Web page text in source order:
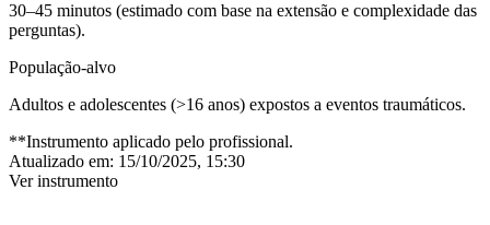
30–45 minutos (estimado com base na extensão e complexidade das
perguntas).
População-alvo
Adultos e adolescentes (>16 anos) expostos a eventos traumáticos.
**Instrumento aplicado pelo profissional.
Atualizado em: 15/10/2025, 15:30
Ver instrumento